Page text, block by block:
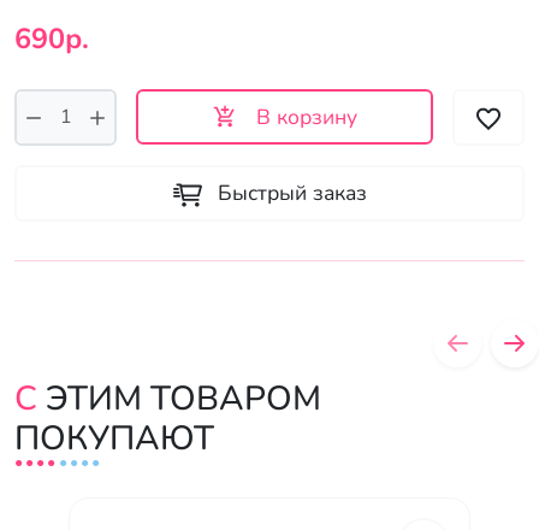
690р.
В корзину
Быстрый заказ
С ЭТИМ ТОВАРОМ
ПОКУПАЮТ